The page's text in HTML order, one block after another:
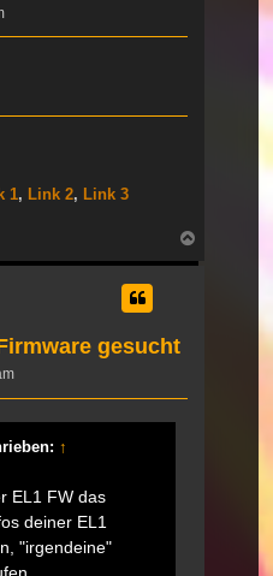
1, Link 2, Link 3
gesucht
↑
EL1 FW das
deiner EL1
"irgendeine"